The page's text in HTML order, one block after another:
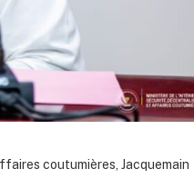
coutumières, Jacquemain